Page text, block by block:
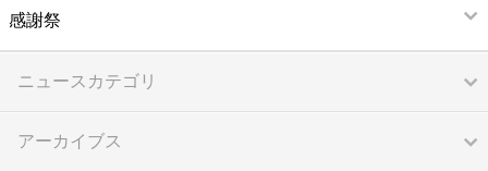
感謝祭
ニュースカテゴリ
アーカイブス